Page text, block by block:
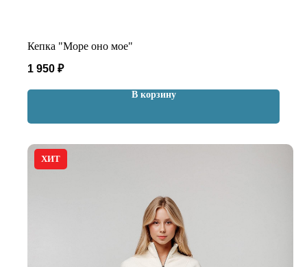
Кепка "Море оно мое"
1 950 ₽
В корзину
ХИТ